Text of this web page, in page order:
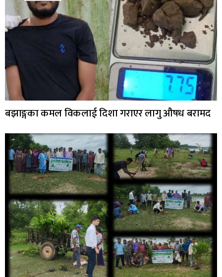
बझाङ्गका कमल विकलाई दिशा गराएर लागु औषध बरामद